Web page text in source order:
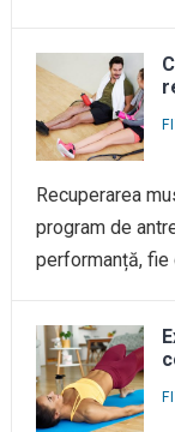
Recuperarea
program de
performanță, fie